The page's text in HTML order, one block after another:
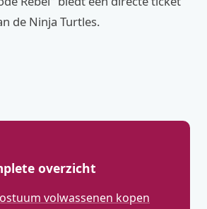
de Ninja Turtles.
overzicht
volwassenen kopen